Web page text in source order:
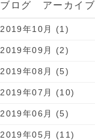
ブログ アーカイブ
2019年10月 (1)
2019年09月 (2)
2019年08月 (5)
2019年07月 (10)
2019年06月 (5)
2019年05月 (11)